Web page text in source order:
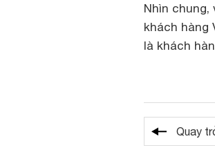
Nhìn chung,
khách hàng
là khách
Quay